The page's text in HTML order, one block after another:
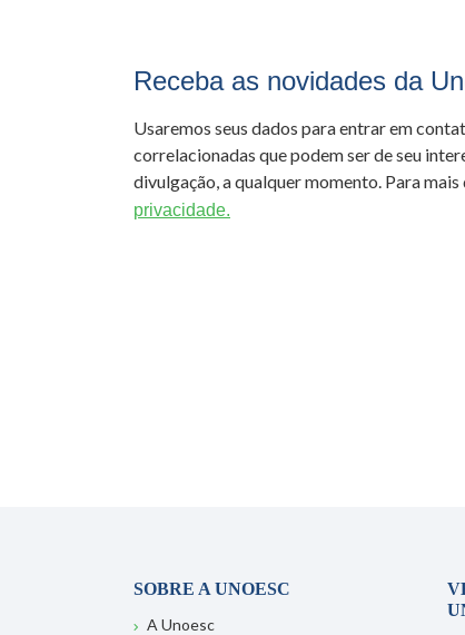
Receba as novidades da
Usaremos seus dados para entrar em
correlacionadas que podem ser de seu
divulgação, a qualquer momento. Para mais
privacidade.
SOBRE A UNOESC
A Unoesc